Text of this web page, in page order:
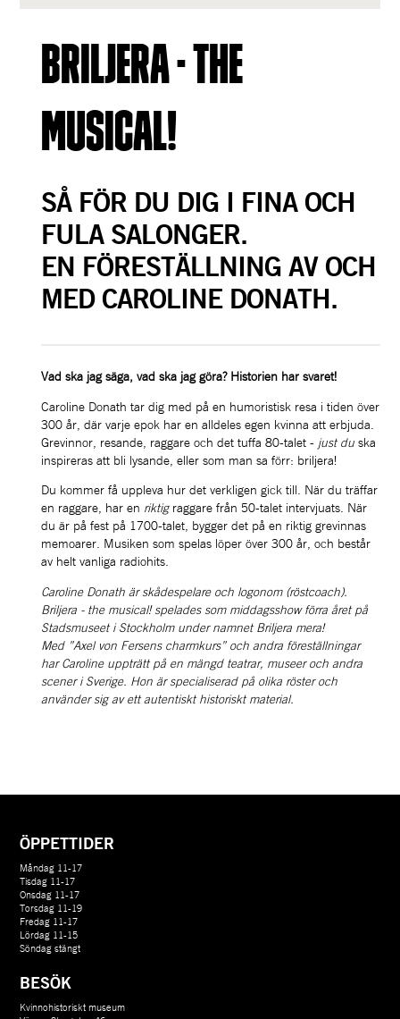
Briljera - the
musical!
SÅ FÖR DU DIG I FINA OCH
FULA SALONGER.
EN FÖRESTÄLLNING AV OCH
MED CAROLINE DONATH.
Vad ska jag säga, vad ska jag göra? Historien har svaret!
Caroline Donath tar dig med på en humoristisk resa i tiden över
300 år, där varje epok har en alldeles egen kvinna att erbjuda.
Grevinnor, resande, raggare och det tuffa 80-talet - just du ska
inspireras att bli lysande, eller som man sa förr: briljera!
Du kommer få uppleva hur det verkligen gick till. När du träffar
en raggare, har en riktig raggare från 50-talet intervjuats. När
du är på fest på 1700-talet, bygger det på en riktig grevinnas
memoarer. Musiken som spelas löper över 300 år, och består
av helt vanliga radiohits.
Caroline Donath är skådespelare och logonom (röstcoach).
Briljera - the musical! spelades som middagsshow förra året på
Stadsmuseet i Stockholm under namnet Briljera mera!
Med ”Axel von Fersens charmkurs” och andra föreställningar
har Caroline uppträtt på en mängd teatrar, museer och andra
scener i Sverige. Hon är specialiserad på olika röster och
använder sig av ett autentiskt historiskt material.
ÖPPETTIDER
Måndag 11-17
Tisdag 11-17
Onsdag 11-17
Torsdag 11-19
Fredag 11-17
Lördag 11-15
Söndag stängt
BESÖK
Kvinnohistoriskt museum